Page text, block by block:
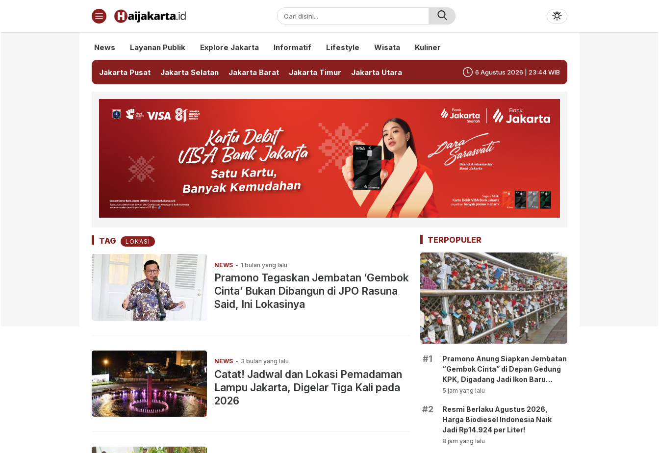
Haijakarta.id
Semua Tentang Jakarta Ada Disini!
News Layanan Publik Explore Jakarta Informatif Lifestyle Wisata Kuliner
Jakarta Pusat Jakarta Selatan Jakarta Barat Jakarta Timur Jakarta Utara 6 Agustus 2026 | 23:44 WIB
TAG LOKASI
NEWS - 1 bulan yang lalu
Pramono Tegaskan Jembatan ‘Gembok
Cinta’ Bukan Dibangun di JPO Rasuna
Said, Ini Lokasinya
NEWS - 3 bulan yang lalu
Catat! Jadwal dan Lokasi Pemadaman
Lampu Jakarta, Digelar Tiga Kali pada
2026
TERPOPULER
#1
Pramono Anung Siapkan Jembatan
“Gembok Cinta” di Depan Gedung
KPK, Digadang Jadi Ikon Baru
Jakarta!
5 jam yang lalu
#2
Resmi Berlaku Agustus 2026,
Harga Biodiesel Indonesia Naik
Jadi Rp14.924 per Liter!
8 jam yang lalu